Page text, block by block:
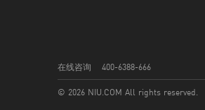
在线咨询 400-6388-666
© 2026 NIU.COM All rights reserved.